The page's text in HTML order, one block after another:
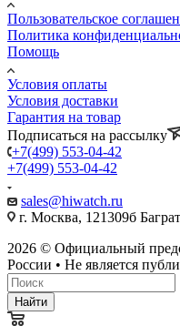
Пользовательское
Политика
Помощь
Условия оплаты
Условия доставки
Гарантия на товар
Подписаться на рассылку
+7(499) 553-04-42
+7(499) 553-04-42
sales@hiwatch.ru
г. Москва, 121309б
2026 © Официальный
России • Не является
Найти